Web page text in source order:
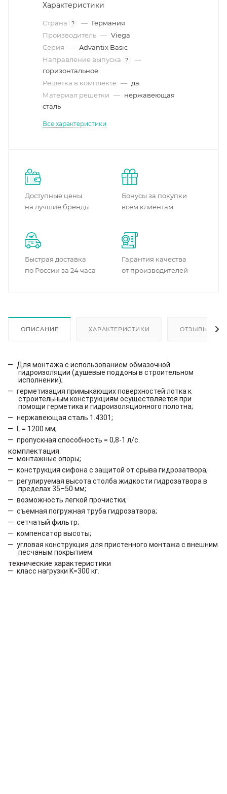
Характеристики
Страна ? — Германия
Производитель — Viega
Серия — Advantix Basic
Направление выпуска
?
—
горизонтальное
Решетка в комплекте — да
Материал решетки — нержавеющая
сталь
Все характеристики
Доступные цены
на лучшие бренды
Бонусы за покупки
всем клиентам
Быстрая доставка
по России за 24 часа
Гарантия качества
от производителей
ОПИСАНИЕ ХАРАКТЕРИСТИКИ ОТЗЫВЫ
Для монтажа с использованием обмазочной
гидроизоляции (душевые поддоны в строительном
исполнении);
герметизация примыкающих поверхностей лотка к
строительным конструкциям осуществляется при
помощи герметика и гидроизоляционного полотна;
нержавеющая сталь 1.4301;
L = 1200 мм;
пропускная способность = 0,8-1 л/с.
комплектация
монтажные опоры;
конструкция сифона с защитой от срыва гидрозатвора;
регулируемая высота столба жидкости гидрозатвора в
пределах 35–50 мм;
возможность легкой прочистки;
съемная погружная труба гидрозатвора;
сетчатый фильтр;
компенсатор высоты;
угловая конструкция для пристенного монтажа с внешним
песчаным покрытием.
технические характеристики
класс нагрузки K=300 кг.